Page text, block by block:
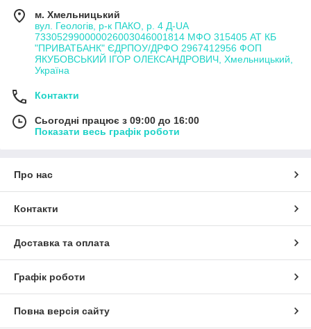
м. Хмельницький
вул. Геологів, р-к ПАКО, р. 4 Д-UA
733052990000026003046001814 МФО 315405 АТ КБ
"ПРИВАТБАНК" ЄДРПОУ/ДРФО 2967412956 ФОП
ЯКУБОВСЬКИЙ ІГОР ОЛЕКСАНДРОВИЧ, Хмельницький,
Україна
Контакти
Сьогодні працює з 09:00 до 16:00
Показати весь графік роботи
Про нас
Контакти
Доставка та оплата
Графік роботи
Повна версія сайту